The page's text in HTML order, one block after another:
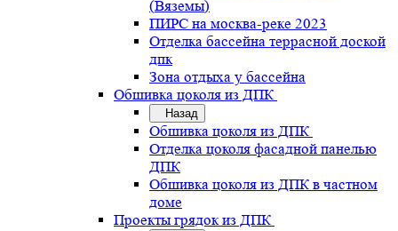
(Вяземы)
ПИРС на москва-реке 2023
Отделка бассейна террасной доской
дпк
Зона отдыха у бассейна
Обшивка цоколя из ДПК
Назад
Обшивка цоколя из ДПК
Отделка цоколя фасадной панелью
ДПК
Обшивка цоколя из ДПК в частном
доме
Проекты грядок из ДПК